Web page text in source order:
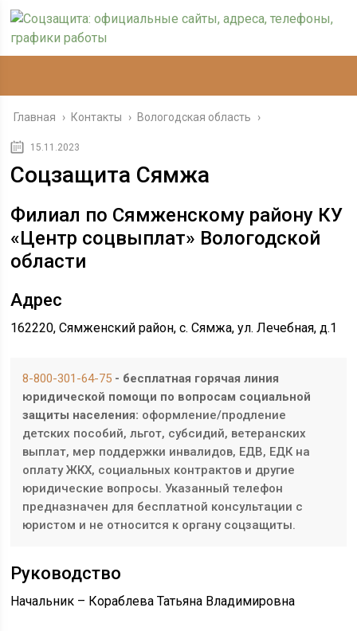
Главная › Контакты › Вологодская область ›
15.11.2023
Соцзащита Сямжа
Филиал по Сямженскому району КУ
«Центр соцвыплат» Вологодской
области
Адрес
162220, Сямженский район, с. Сямжа, ул. Лечебная, д.1
8-800-301-64-75 - бесплатная горячая линия
юридической помощи по вопросам социальной
защиты населения: оформление/продление
детских пособий, льгот, субсидий, ветеранских
выплат, мер поддержки инвалидов, ЕДВ, ЕДК на
оплату ЖКХ, социальных контрактов и другие
юридические вопросы. Указанный телефон
предназначен для бесплатной консультации с
юристом и не относится к органу соцзащиты.
Руководство
Начальник – Кораблева Татьяна Владимировна